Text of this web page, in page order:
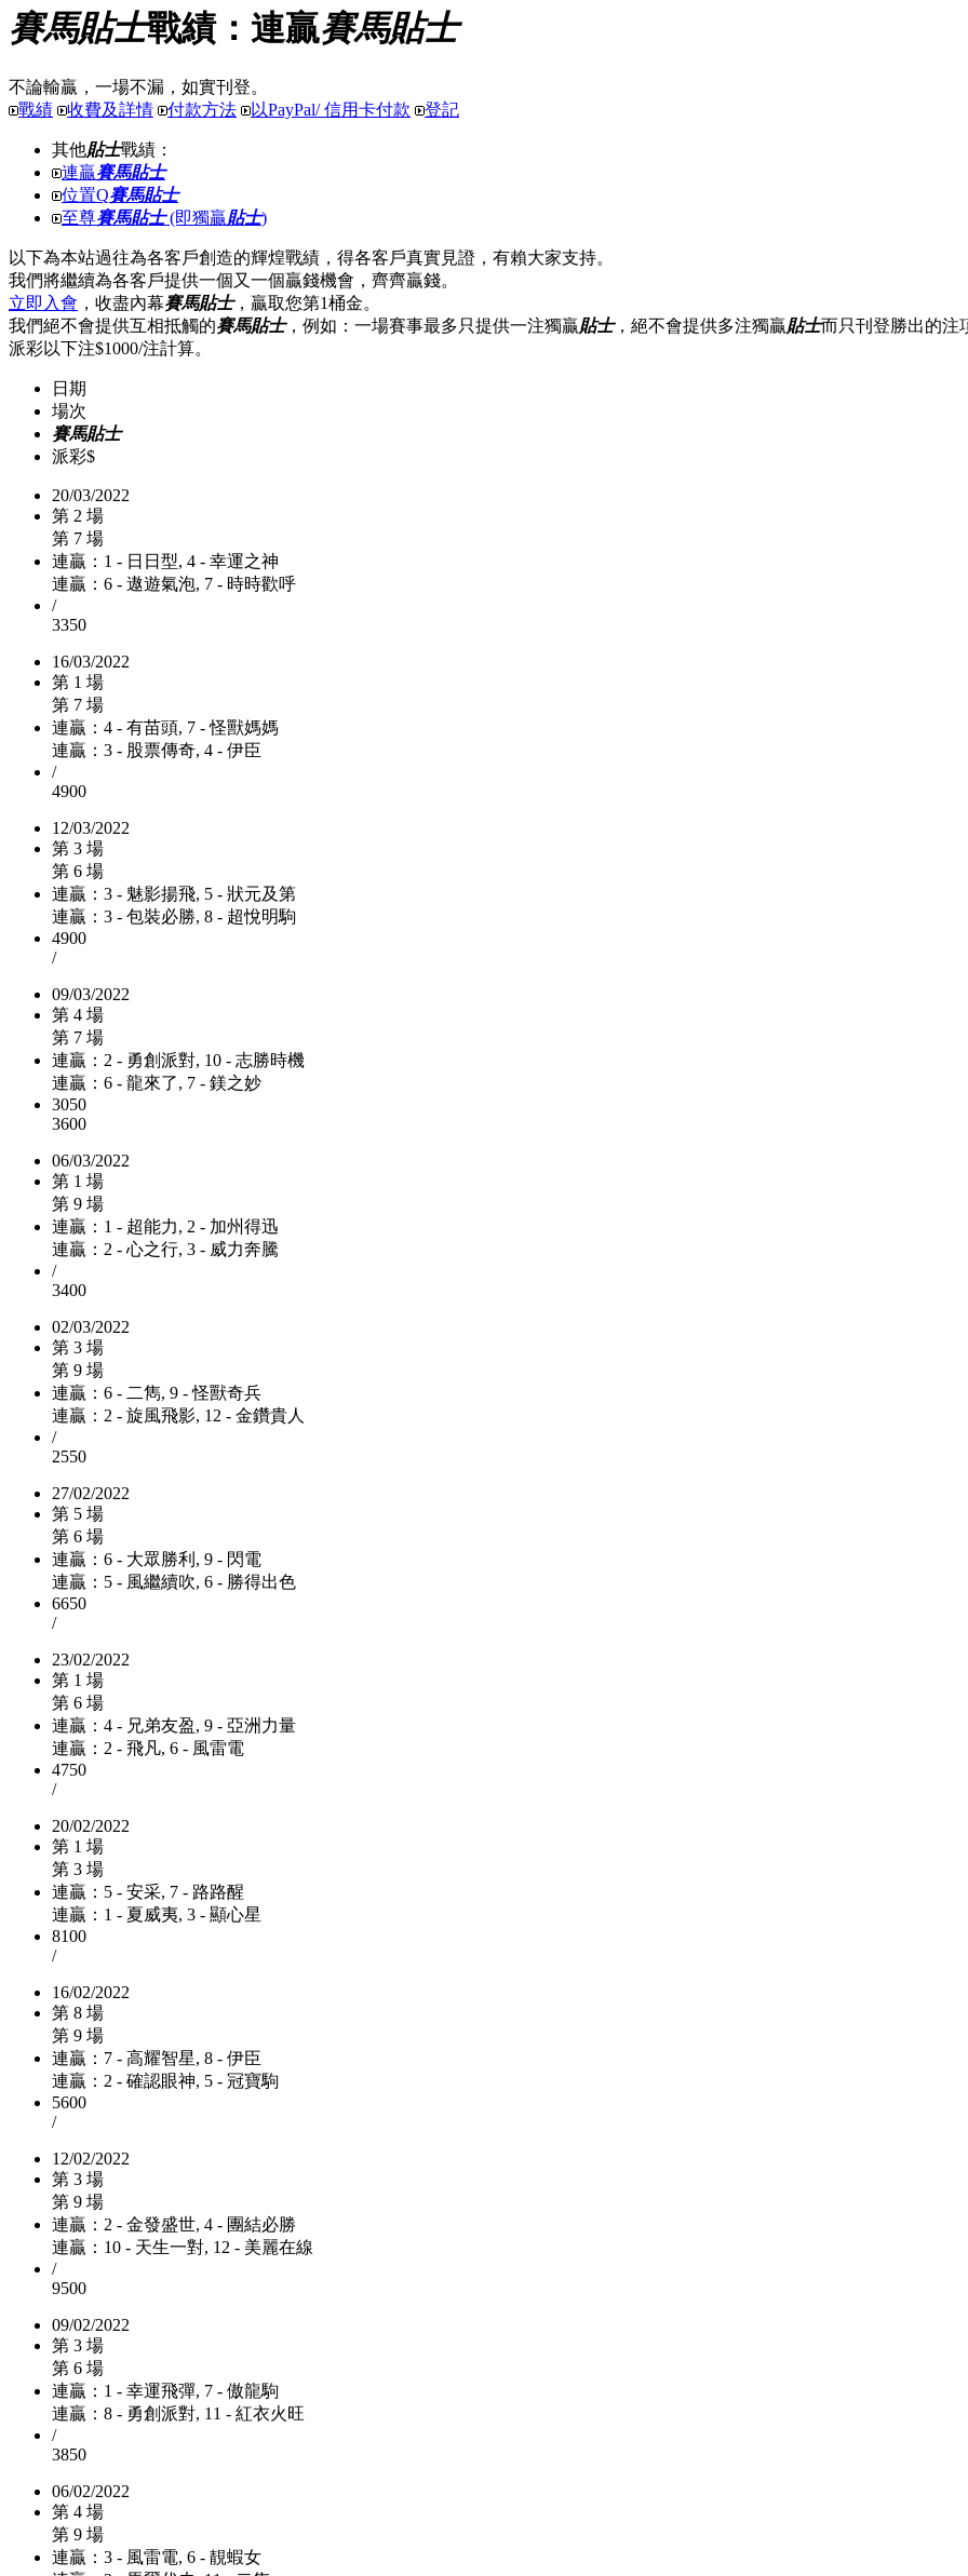
賽馬貼士戰績：連贏賽馬貼士
不論輸贏，一場不漏，如實刊登。
戰績
收費及詳情 付款方法 以PayPal/ 信用卡付款 登記
其他貼士戰績：
連贏賽馬貼士
位置Q賽馬貼士
至尊賽馬貼士(即獨贏貼士)
以下為本站過往為各客戶創造的輝煌戰績，得各客戶真實見證，有賴大家支持。
我們將繼續為各客戶提供一個又一個贏錢機會，齊齊贏錢。
立即入會 ，收盡內幕賽馬貼士，贏取您第1桶金。
我們絕不會提供互相抵觸的賽馬貼士，例如：一場賽事最多只提供一注獨贏貼士，絕不會提供多注獨贏貼士而只刊登勝出的注
派彩以下注$1000/注計算。
日期
場次
賽馬貼士
派彩$
20/03/2022
第 2 場
第 7 場
連贏：1 - 日日型, 4 - 幸運之神
連贏：6 - 遨遊氣泡, 7 - 時時歡呼
/
3350
16/03/2022
第 1 場
第 7 場
連贏：4 - 有苗頭, 7 - 怪獸媽媽
連贏：3 - 股票傳奇, 4 - 伊臣
/
4900
12/03/2022
第 3 場
第 6 場
連贏：3 - 魅影揚飛, 5 - 狀元及第
連贏：3 - 包裝必勝, 8 - 超悅明駒
4900
/
09/03/2022
第 4 場
第 7 場
連贏：2 - 勇創派對, 10 - 志勝時機
連贏：6 - 龍來了, 7 - 鎂之妙
3050
3600
06/03/2022
第 1 場
第 9 場
連贏：1 - 超能力, 2 - 加州得迅
連贏：2 - 心之行, 3 - 威力奔騰
/
3400
02/03/2022
第 3 場
第 9 場
連贏：6 - 二雋, 9 - 怪獸奇兵
連贏：2 - 旋風飛影, 12 - 金鑽貴人
/
2550
27/02/2022
第 5 場
第 6 場
連贏：6 - 大眾勝利, 9 - 閃電
連贏：5 - 風繼續吹, 6 - 勝得出色
6650
/
23/02/2022
第 1 場
第 6 場
連贏：4 - 兄弟友盈, 9 - 亞洲力量
連贏：2 - 飛凡, 6 - 風雷電
4750
/
20/02/2022
第 1 場
第 3 場
連贏：5 - 安采, 7 - 路路醒
連贏：1 - 夏威夷, 3 - 顯心星
8100
/
16/02/2022
第 8 場
第 9 場
連贏：7 - 高耀智星, 8 - 伊臣
連贏：2 - 確認眼神, 5 - 冠寶駒
5600
/
12/02/2022
第 3 場
第 9 場
連贏：2 - 金發盛世, 4 - 團結必勝
連贏：10 - 天生一對, 12 - 美麗在線
/
9500
09/02/2022
第 3 場
第 6 場
連贏：1 - 幸運飛彈, 7 - 傲龍駒
連贏：8 - 勇創派對, 11 - 紅衣火旺
/
3850
06/02/2022
第 4 場
第 9 場
連贏：3 - 風雷電, 6 - 靚蝦女